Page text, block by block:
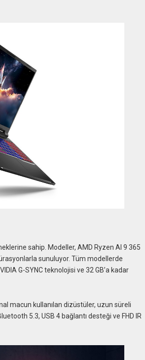
sahip. Modeller, AMD Ryzen AI 9 365
sunuluyor. Tüm modellerde
G-SYNC teknolojisi ve 32 GB’a kadar
macun kullanılan dizüstüler, uzun süreli
5.3, USB 4 bağlantı desteği ve FHD IR